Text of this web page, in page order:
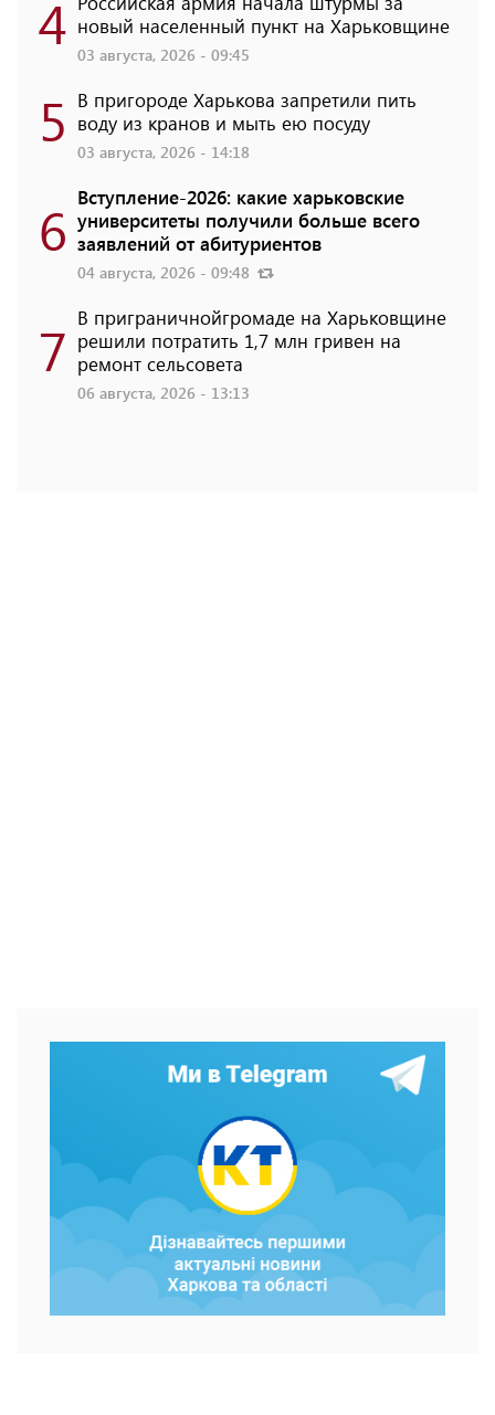
4 новый населенный пункт на Харьковщине
03 августа, 2026 - 09:45
5 В пригороде Харькова запретили пить
воду из кранов и мыть ею посуду
03 августа, 2026 - 14:18
6 Вступление-2026: какие харьковские
университеты получили больше всего
заявлений от абитуриентов
04 августа, 2026 - 09:48
7 В приграничнойгромаде на Харьковщине
решили потратить 1,7 млн ​​гривен на
ремонт сельсовета
06 августа, 2026 - 13:13